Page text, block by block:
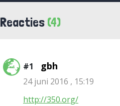
Reacties (4)
#1 gbh
24 juni 2016 , 15:19
http://350.org/